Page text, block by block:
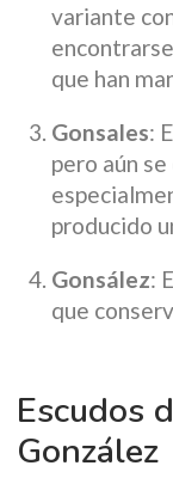
variante
que han
Gonsales:
pero aún
producido
Gonsález:
que
Escudos
González